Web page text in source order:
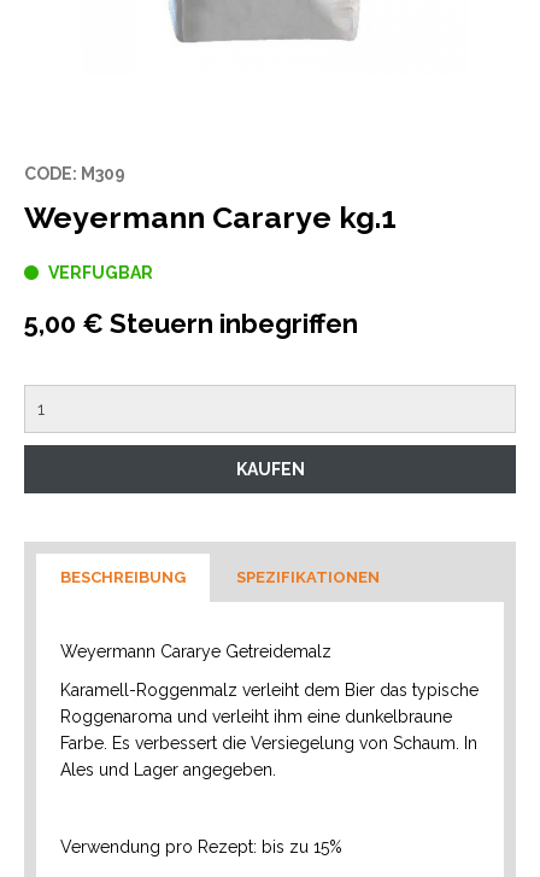
CODE: M309
Weyermann Cararye kg.1
VERFUGBAR
5,00 € Steuern inbegriffen
BESCHREIBUNG SPEZIFIKATIONEN
Weyermann Cararye Getreidemalz
Karamell-Roggenmalz verleiht dem Bier das typische
Roggenaroma und verleiht ihm eine dunkelbraune
Farbe. Es verbessert die Versiegelung von Schaum. In
Ales und Lager angegeben.
Verwendung pro Rezept: bis zu 15%